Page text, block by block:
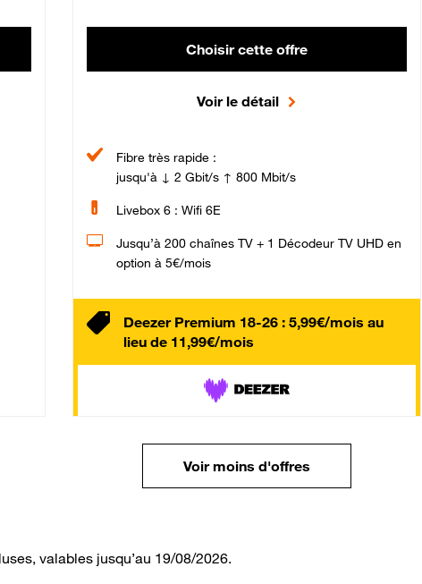
Choisir cette offre
Voir le détail
Fibre très rapide :
jusqu'à ↓ 2 Gbit/s ↑ 800 Mbit/s
Livebox 6 : Wifi 6E
Jusqu’à 200 chaînes TV + 1 Décodeur TV UHD en
option à 5€/mois
Deezer Premium 18-26 : 5,99€/mois au
lieu de 11,99€/mois
Voir moins d'offres
valables jusqu’au 19/08/2026.